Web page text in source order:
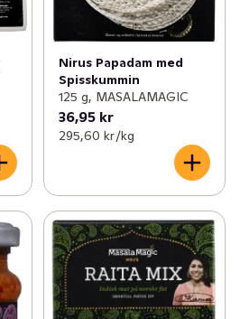
Nirus Papadam med
Spisskummin
125 g, MASALAMAGIC
36,95 kr
295,60 kr /kg